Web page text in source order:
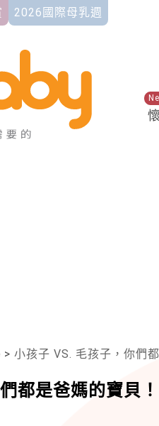
2026國際母乳週
> 小孩子 VS. 毛孩子，你們
都是爸媽的寶貝！